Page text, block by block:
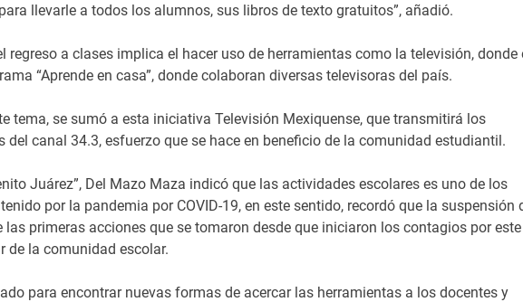
llevarle a todos los alumnos, sus libros de texto gratuitos”, añadió.
regreso a clases implica el hacer uso de herramientas como la televisión, donde
“Aprende en casa”, donde colaboran diversas televisoras del país.
tema, se sumó a esta iniciativa Televisión Mexiquense, que transmitirá los
del canal 34.3, esfuerzo que se hace en beneficio de la comunidad estudiantil.
Juárez”, Del Mazo Maza indicó que las actividades escolares es uno de los
por la pandemia por COVID-19, en este sentido, recordó que la suspensión
primeras acciones que se tomaron desde que iniciaron los contagios por este
de la comunidad escolar.
para encontrar nuevas formas de acercar las herramientas a los docentes y